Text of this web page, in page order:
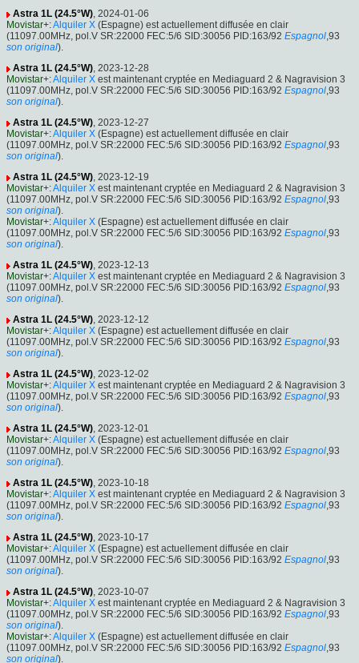
Astra 1L (24.5°W), 2024-01-06
Movistar+:Alquiler X (Espagne) est actuellement diffusée en clair
(11097.00MHz, pol.V SR:22000 FEC:5/6 SID:30056 PID:163/92 Espagnol,93
son original).
Astra 1L (24.5°W), 2023-12-28
Movistar+:Alquiler X est maintenant cryptée en Mediaguard 2 & Nagravision 3
(11097.00MHz, pol.V SR:22000 FEC:5/6 SID:30056 PID:163/92 Espagnol,93
son original).
Astra 1L (24.5°W), 2023-12-27
Movistar+:Alquiler X (Espagne) est actuellement diffusée en clair
(11097.00MHz, pol.V SR:22000 FEC:5/6 SID:30056 PID:163/92 Espagnol,93
son original).
Astra 1L (24.5°W), 2023-12-19
Movistar+:Alquiler X est maintenant cryptée en Mediaguard 2 & Nagravision 3
(11097.00MHz, pol.V SR:22000 FEC:5/6 SID:30056 PID:163/92 Espagnol,93
son original).
Movistar+:Alquiler X (Espagne) est actuellement diffusée en clair
(11097.00MHz, pol.V SR:22000 FEC:5/6 SID:30056 PID:163/92 Espagnol,93
son original).
Astra 1L (24.5°W), 2023-12-13
Movistar+:Alquiler X est maintenant cryptée en Mediaguard 2 & Nagravision 3
(11097.00MHz, pol.V SR:22000 FEC:5/6 SID:30056 PID:163/92 Espagnol,93
son original).
Astra 1L (24.5°W), 2023-12-12
Movistar+:Alquiler X (Espagne) est actuellement diffusée en clair
(11097.00MHz, pol.V SR:22000 FEC:5/6 SID:30056 PID:163/92 Espagnol,93
son original).
Astra 1L (24.5°W), 2023-12-02
Movistar+:Alquiler X est maintenant cryptée en Mediaguard 2 & Nagravision 3
(11097.00MHz, pol.V SR:22000 FEC:5/6 SID:30056 PID:163/92 Espagnol,93
son original).
Astra 1L (24.5°W), 2023-12-01
Movistar+:Alquiler X (Espagne) est actuellement diffusée en clair
(11097.00MHz, pol.V SR:22000 FEC:5/6 SID:30056 PID:163/92 Espagnol,93
son original).
Astra 1L (24.5°W), 2023-10-18
Movistar+:Alquiler X est maintenant cryptée en Mediaguard 2 & Nagravision 3
(11097.00MHz, pol.V SR:22000 FEC:5/6 SID:30056 PID:163/92 Espagnol,93
son original).
Astra 1L (24.5°W), 2023-10-17
Movistar+:Alquiler X (Espagne) est actuellement diffusée en clair
(11097.00MHz, pol.V SR:22000 FEC:5/6 SID:30056 PID:163/92 Espagnol,93
son original).
Astra 1L (24.5°W), 2023-10-07
Movistar+:Alquiler X est maintenant cryptée en Mediaguard 2 & Nagravision 3
(11097.00MHz, pol.V SR:22000 FEC:5/6 SID:30056 PID:163/92 Espagnol,93
son original).
Movistar+:Alquiler X (Espagne) est actuellement diffusée en clair
(11097.00MHz, pol.V SR:22000 FEC:5/6 SID:30056 PID:163/92 Espagnol,93
son original).